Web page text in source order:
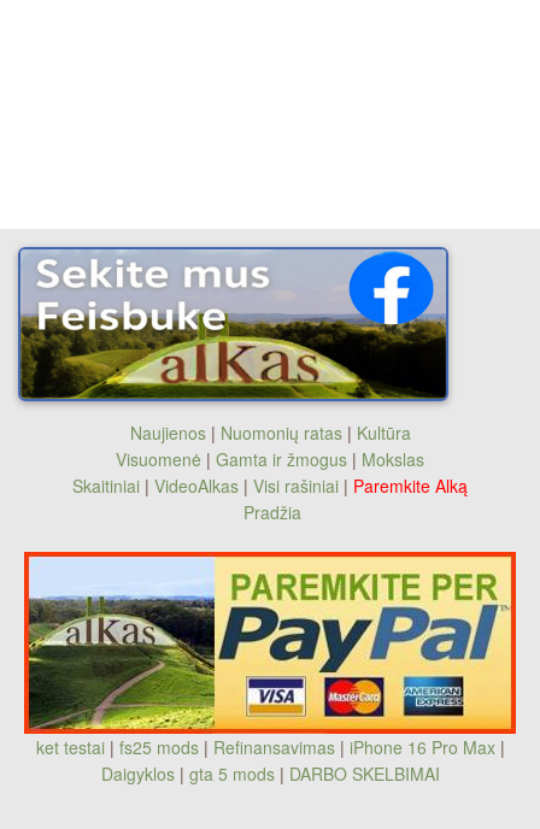
Naujienos| Nuomonių ratas| Kultūra
Visuomenė | Gamta ir žmogus | Mokslas
Skaitiniai | VideoAlkas | Visi rašiniai | Paremkite Alką
Pradžia
ket testai | fs25 mods| Refinansavimas| iPhone 16 Pro Max|
Daigyklos| gta 5 mods | DARBO SKELBIMAI